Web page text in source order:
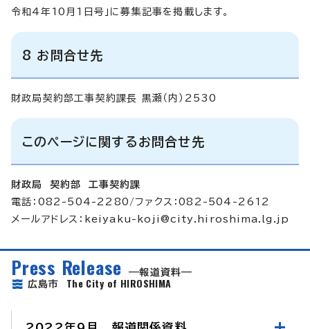
令和4年10月1日号」に募集記事を掲載します。
8 お問合せ先
財政局契約部工事契約課長 黒瀬（内）2530
このページに関するお問合せ先
財政局 契約部 工事契約課
電話：082-504-2280/ファクス：082-504-2612
メールアドレス： keiyaku-koji@city.hiroshima.lg.jp
Press Release
報道資料
広島市 The City of HIROSHIMA